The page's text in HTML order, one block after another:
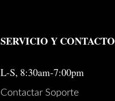
SERVICIO Y CONTACTO
L-S, 8:30am-7:00pm
Contactar Soporte